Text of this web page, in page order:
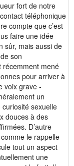
fort de notre
téléphonique
compte que c’est
faire une idée
sûr, mais aussi de
son
récemment mené
pour arriver à
voix grave -
un
sexuelle
douces à des
D’autre
le rappelle
tout un aspect
une